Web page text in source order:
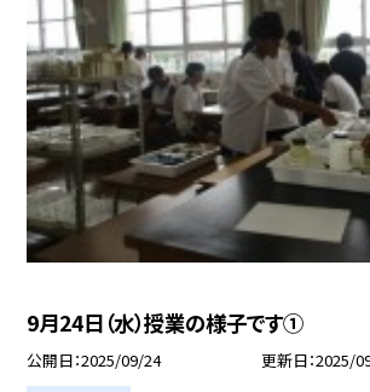
9月24日（水）授業の様子です①
公開日 2025/09/24 更新日 2025/